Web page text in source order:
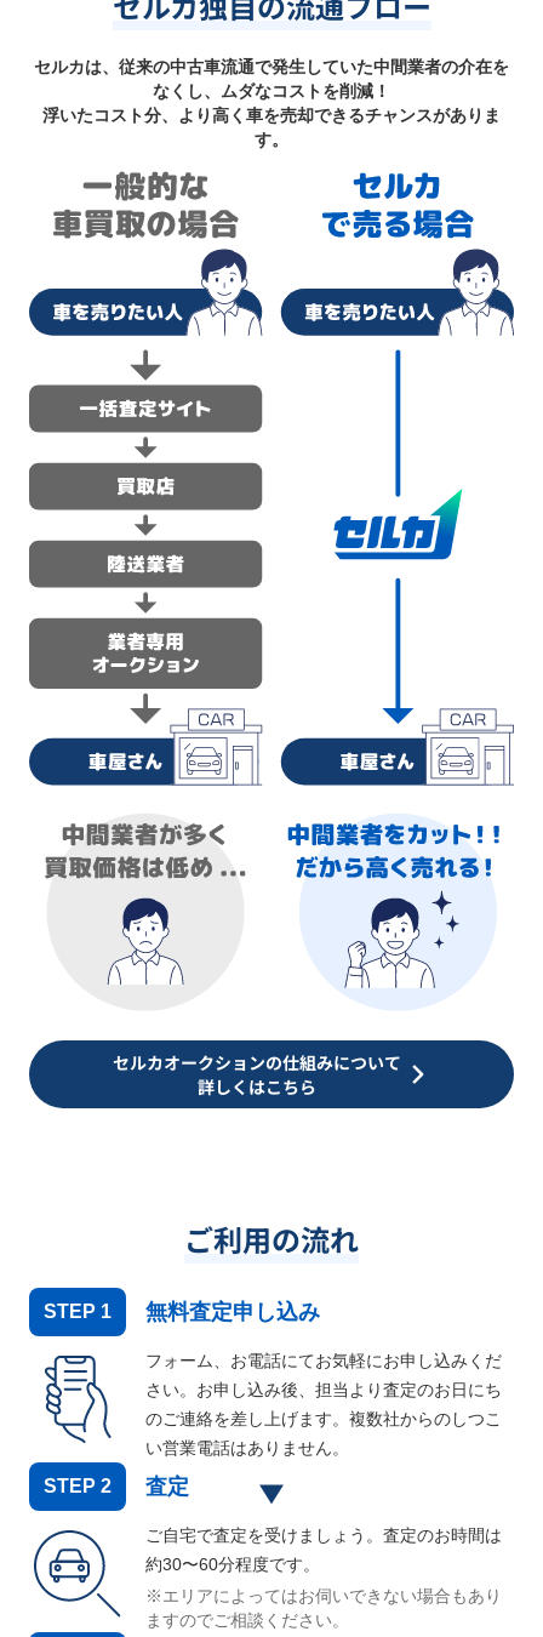
セルカは、従来の中古車流通で発生していた中間業者の介在を
なくし、ムダなコストを削減！
浮いたコスト分、より高く車を売却できるチャンスがありま
す。
セルカオークションの仕組みについて
詳しくはこちら
ご利用の流れ
STEP 1 無料査定申し込み
フォーム、お電話にてお気軽にお申し込みくだ
さい。お申し込み後、担当より査定のお日にち
のご連絡を差し上げます。複数社からのしつこ
い営業電話はありません。
STEP 2 査定
ご自宅で査定を受けましょう。査定のお時間は
約30〜60分程度です。
※エリアによってはお伺いできない場合もあり
ますのでご相談ください。